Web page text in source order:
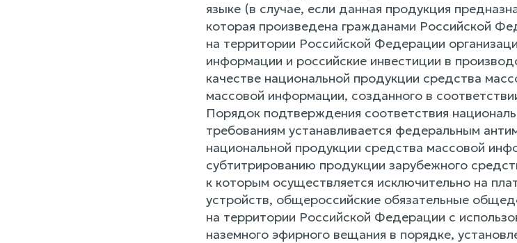
языке (в случае, если данная продукция
которая произведена гражданами Российской
на территории Российской Федерации
информации и российские инвестиции в
качестве национальной продукции средства
массовой информации, созданного в
Порядок подтверждения соответствия
требованиям устанавливается федеральным
национальной продукции средства массовой
субтитрированию продукции зарубежного
к которым осуществляется исключительно на
устройств, общероссийские обязательные
на территории Российской Федерации с
наземного эфирного вещания в порядке,